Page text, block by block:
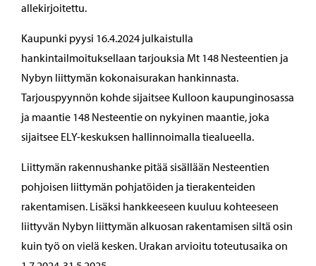
allekirjoitettu.
Kaupunki pyysi 16.4.2024 julkaistulla
hankintailmoituksellaan tarjouksia Mt 148 Nesteentien ja
Nybyn liittymän kokonaisurakan hankinnasta.
Tarjouspyynnön kohde sijaitsee Kulloon kaupunginosassa
ja maantie 148 Nesteentie on nykyinen maantie, joka
sijaitsee ELY-keskuksen hallinnoimalla tiealueella.
Liittymän rakennushanke pitää sisällään Nesteentien
pohjoisen liittymän pohjatöiden ja tierakenteiden
rakentamisen. Lisäksi hankkeeseen kuuluu kohteeseen
liittyvän Nybyn liittymän alkuosan rakentamisen siltä osin
kuin työ on vielä kesken. Urakan arvioitu toteutusaika on